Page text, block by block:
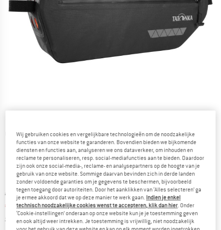
Gedetailleerde foto's
Oorspronkelijke prijs :
€ 74,95
Prijs:
€ 63,71 incl. BTW
excl. VerzendkostenInformatie over de verzendkosten. Opent in een
Wij gebruiken cookies en vergelijkbare technologieën om de noodzakelijke
functies van onze website te garanderen. Bovendien bieden we bijkomende
diensten en functies aan, analyseren we ons dataverkeer, om inhouden en
reclame te personaliseren, resp. social-mediafuncties aan te bieden. Daardoor
zijn ook onze social-media-, reclame- en analysepartners op de hoogte van je
gebruik van onze website. Sommige daarvan bevinden zich in derde landen
zonder voldoende garanties om je gegevens te beschermen, bijvoorbeeld
tegen toegang door autoriteiten. Door het aanklikken van ‘Alles selecteren’ ga
je ermee akkoord dat we op deze manier te werk gaan. Indien je enkel
technisch noodzakelijke cookies wenst te accepteren, klik dan hier . Onder
‘Cookie-instellingen’ onderaan op onze website kun je je toestemming geven
en ook altijd weer intrekken. Je toestemming is vrijwillig, niet noodzakelijk